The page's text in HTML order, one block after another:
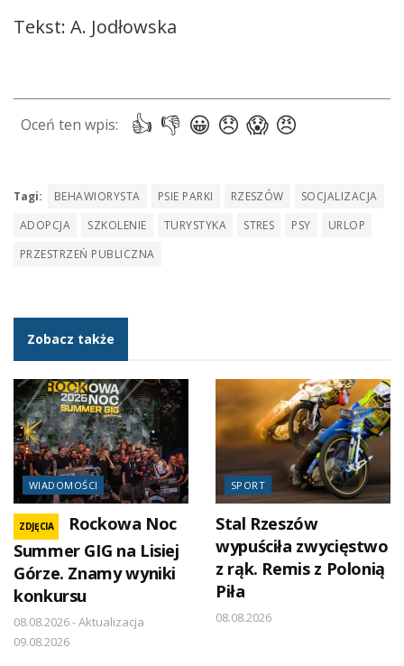
Tekst: A. Jodłowska
Tagi: BEHAWIORYSTA PSIE PARKI RZESZÓW
SOCJALIZACJA
ADOPCJA
SZKOLENIE TURYSTYKA STRES PSY
URLOP
PRZESTRZEŃ PUBLICZNA
Zobacz także
WIADOMOŚCI
ZDJĘCIA
Rockowa Noc
Summer GIG na Lisiej
Górze. Znamy wyniki
konkursu
08.08.2026 - Aktualizacja
09.08.2026
SPORT
Stal Rzeszów
wypuściła zwycięstwo
z rąk. Remis z Polonią
Piła
08.08.2026